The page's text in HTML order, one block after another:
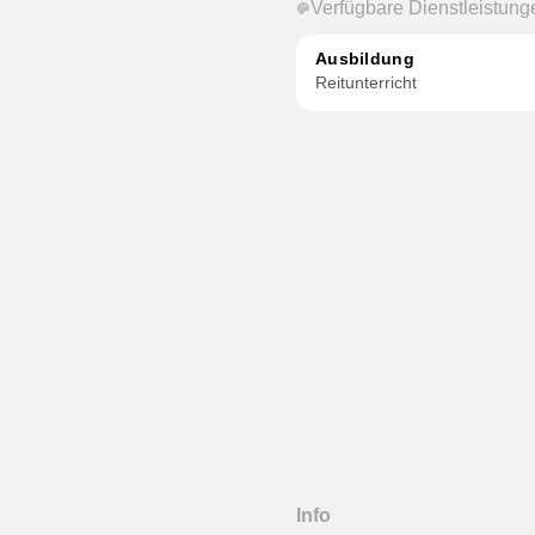
Verfügbare
Ausbildung
Reitunterricht
Info